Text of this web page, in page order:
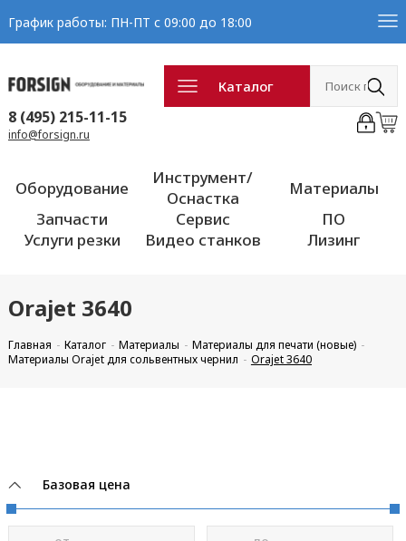
График работы: ПН-ПТ с 09:00 до 18:00
Каталог
8 (495) 215-11-15
info@forsign.ru
Оборудование
Инструмент/
Оснастка
Материалы
Запчасти
Сервис
ПО
Услуги резки
Видео станков Лизинг
Orajet 3640
Главная Каталог Материалы
Материалы для печати (новые)
Материалы Orajet для сольвентных чернил
Orajet 3640
Базовая цена